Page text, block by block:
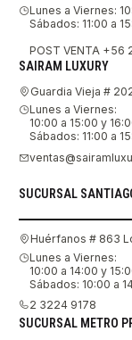
Lunes a Viernes:
Sábados: 11:00 a
POST VENTA +56
SAIRAM LUXURY
Guardia Vieja #
Lunes a Viernes:
10:00 a 15:00 y
Sábados: 11:00 a
SUCURSAL
Huérfanos # 863
Lunes a Viernes:
10:00 a 14:00 y
Sábados: 10:00 a
2 3224 9178
SUCURSAL METRO